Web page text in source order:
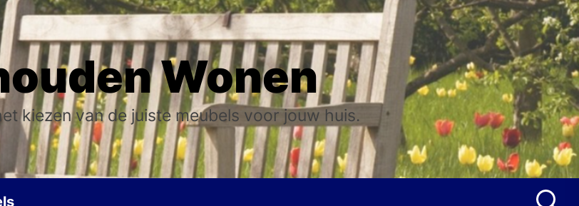
Wonen
kiezen van de juiste meubels voor jouw huis.